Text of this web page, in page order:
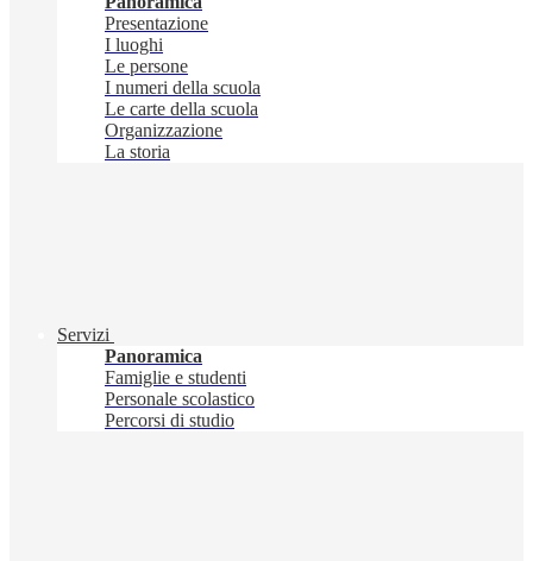
Presentazione
I luoghi
Le persone
I numeri della scuola
Le carte della scuola
Organizzazione
La storia
Servizi
Panoramica
Famiglie e studenti
Personale scolastico
Percorsi di studio